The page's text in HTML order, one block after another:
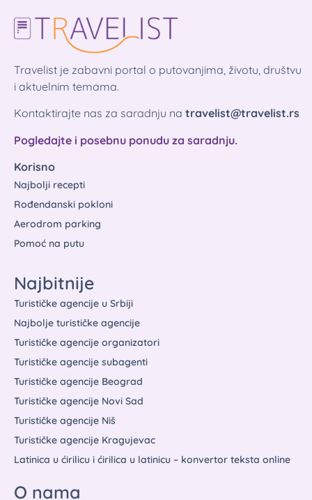
Travelist je zabavni portal o putovanjima, životu, društvu
i aktuelnim temama.
Kontaktirajte nas za saradnju na travelist@travelist.rs
Pogledajte i posebnu ponudu za saradnju.
Korisno
Najbolji recepti
Rođendanski pokloni
Aerodrom parking
Pomoć na putu
Najbitnije
Turističke agencije u Srbiji
Najbolje turističke agencije
Turističke agencije organizatori
Turističke agencije subagenti
Turističke agencije Beograd
Turističke agencije Novi Sad
Turističke agencije Niš
Turističke agencije Kragujevac
Latinica u ćirilicu i ćirilica u latinicu – konvertor teksta online
O nama